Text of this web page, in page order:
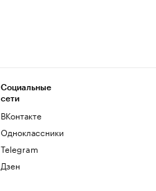
Социальные
сети
ВКонтакте
Одноклассники
Telegram
Дзен